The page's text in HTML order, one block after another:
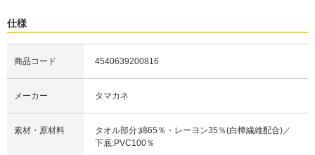
仕様
商品コード 4540639200816
メーカー タマカネ
素材・原材料
タオル部分:綿65％・レーヨン35％(白樺繊維配合)／
下底:PVC100％